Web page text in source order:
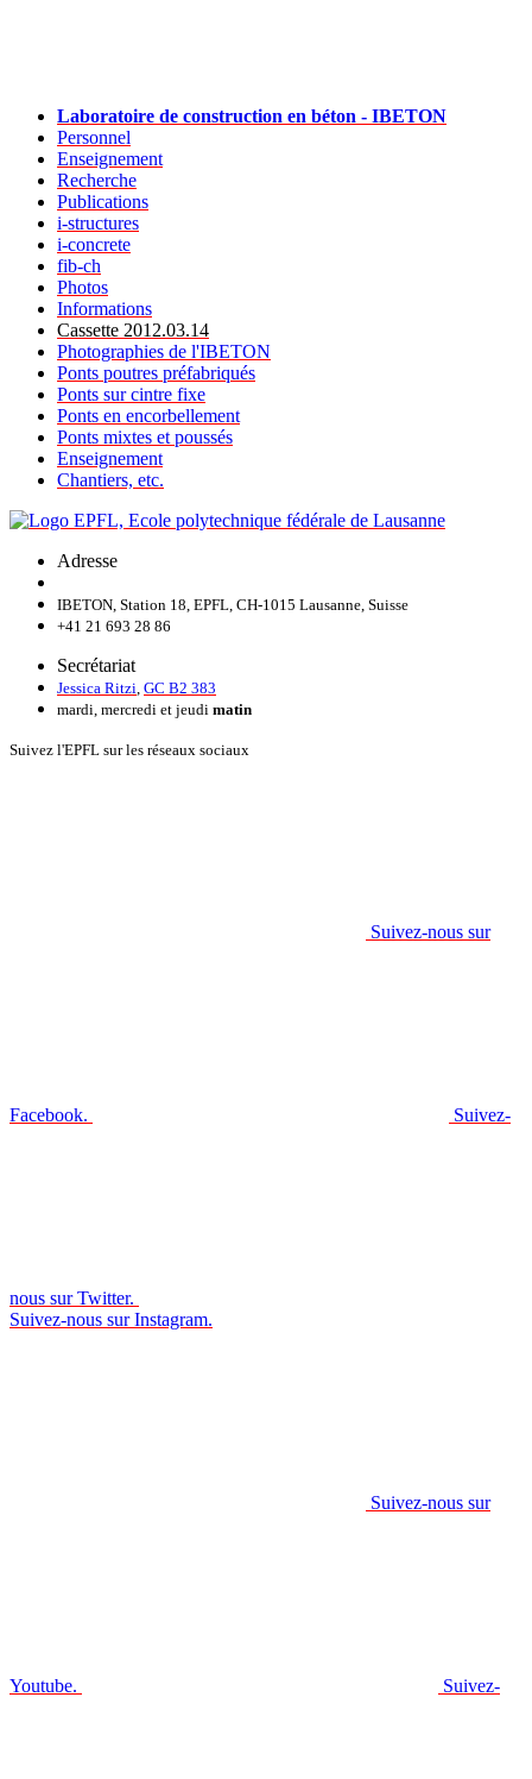
Laboratoire de construction en béton - IBETON
Personnel
Enseignement
Recherche
Publications
i-structures
i-concrete
fib-ch
Photos
Informations
Cassette 2012.03.14
Photographies de l'IBETON
Ponts poutres préfabriqués
Ponts sur cintre fixe
Ponts en encorbellement
Ponts mixtes et poussés
Enseignement
Chantiers, etc.
Adresse
IBETON, Station 18, EPFL, CH-1015 Lausanne, Suisse
+41 21 693 28 86
Secrétariat
Jessica Ritzi, GC B2 383
mardi, mercredi et jeudi matin
Suivez l'EPFL sur les réseaux sociaux
Suivez-nous sur
Facebook. Suivez-
nous sur Twitter.
Suivez-nous sur Instagram.
Suivez-nous sur
Youtube. Suivez-